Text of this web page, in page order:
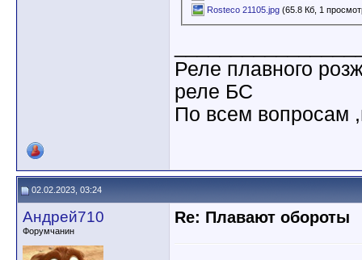
Rosteco 21105.jpg (65.8 Кб, 1
Реле плавного
реле БС
По всем вопросам
02.02.2023, 03:24
Андрей710
Форумчанин
Re: Плавают обороты